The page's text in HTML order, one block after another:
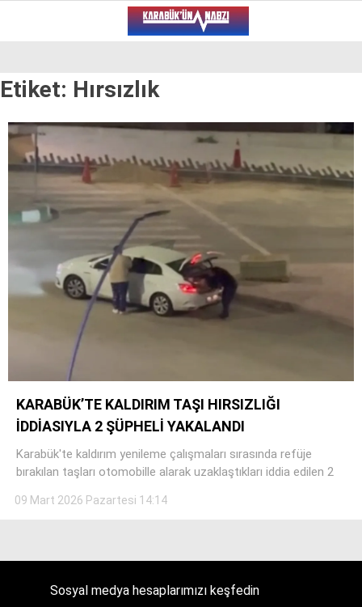
17.1
VİDEO
ALT MANŞET
GÜNCEL
BÖLGEDEN
SERVISLER
Etiket: Hırsızlık
KARABÜK’TE KALDIRIM TAŞI HIRSIZLIĞI
İDDİASIYLA 2 ŞÜPHELİ YAKALANDI
Karabük'te kaldırım yenileme çalışmaları sırasında refüje
bırakılan taşları otomobille alarak uzaklaştıkları iddia edilen 2
09 Mart 2026 Pazartesi 14:14
Sosyal medya hesaplarımızı keşfedin